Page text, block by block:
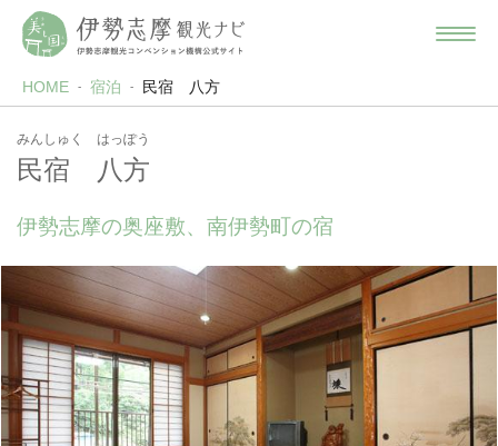
HOME 宿泊 民宿 八方
みんしゅく はっぽう
民宿 八方
伊勢志摩の奥座敷、南伊勢町の宿